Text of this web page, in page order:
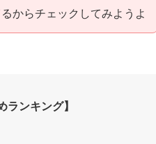
からチェックしてみようよ
ンキング】